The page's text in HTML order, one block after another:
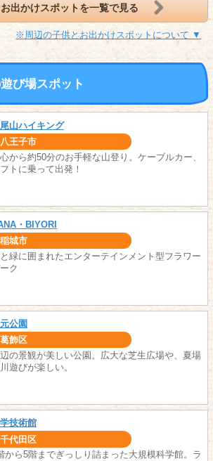
出かけスポットを一覧で見る
※周辺の子供とお出かけスポットについて ▼
び場スポット
山ハイキング
八王子市
から約50分のお手軽な山登り。ケーブルカー、
トに乗って出発！
・BIYORI
稲城市
緑に囲まれたエンターテインメント型フラワー
ク
公園
葛飾区
の景観が美しい公園。広大な芝生広場や、夏場
遊びが楽しい。
技術館
千代田区
から5階までぎっしり詰まった大規模科学館。ラ